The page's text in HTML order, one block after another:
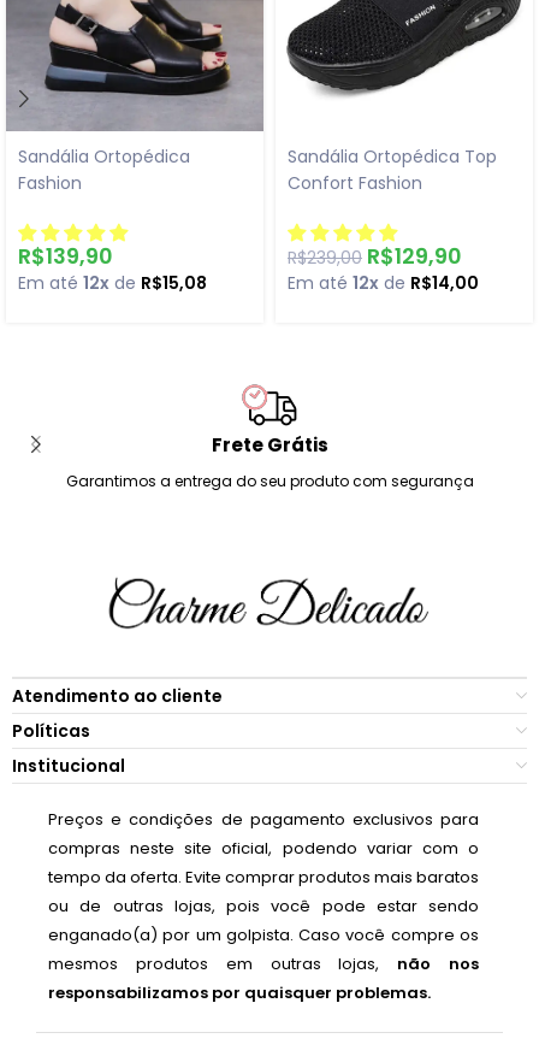
Sandália Ortopédica
Fashion
R$139,90
Em até 12x de R$15,08
Sandália Ortopédica Top
Confort Fashion
R$239,00 R$129,90
Em até 12x de R$14,00
Frete Grátis
Garantimos a entrega do seu produto com segurança
Atendimento ao cliente
Políticas
Institucional
Preços e condições de pagamento exclusivos para
compras neste site oficial, podendo variar com o
tempo da oferta. Evite comprar produtos mais baratos
ou de outras lojas, pois você pode estar sendo
enganado(a) por um golpista. Caso você compre os
mesmos produtos em outras lojas, não nos
responsabilizamos por quaisquer problemas.